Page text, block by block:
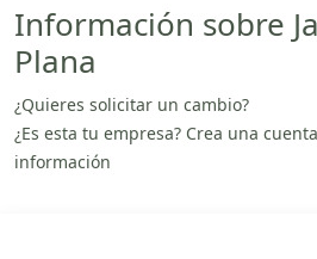
Información sobre
Plana
¿Quieres solicitar un cambio?
¿Es esta tu empresa? Crea una
información